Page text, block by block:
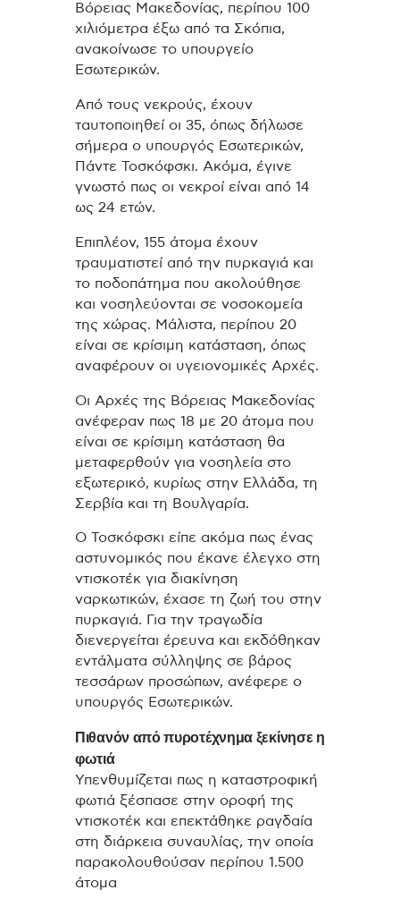
Βόρειας Μακεδονίας, περίπου 100
χιλιόμετρα έξω από τα Σκόπια,
ανακοίνωσε το υπουργείο
Εσωτερικών.
Από τους νεκρούς, έχουν
ταυτοποιηθεί οι 35, όπως δήλωσε
σήμερα ο υπουργός Εσωτερικών,
Πάντε Τοσκόφσκι. Ακόμα, έγινε
γνωστό πως οι νεκροί είναι από 14
ως 24 ετών.
Επιπλέον, 155 άτομα έχουν
τραυματιστεί από την πυρκαγιά και
το ποδοπάτημα που ακολούθησε
και νοσηλεύονται σε νοσοκομεία
της χώρας. Μάλιστα, περίπου 20
είναι σε κρίσιμη κατάσταση, όπως
αναφέρουν οι υγειονομικές Αρχές.
Οι Αρχές της Βόρειας Μακεδονίας
ανέφεραν πως 18 με 20 άτομα που
είναι σε κρίσιμη κατάσταση θα
μεταφερθούν για νοσηλεία στο
εξωτερικό, κυρίως στην Ελλάδα, τη
Σερβία και τη Βουλγαρία.
Ο Τοσκόφσκι είπε ακόμα πως ένας
αστυνομικός που έκανε έλεγχο στη
ντισκοτέκ για διακίνηση
ναρκωτικών, έχασε τη ζωή του στην
πυρκαγιά. Για την τραγωδία
διενεργείται έρευνα και εκδόθηκαν
εντάλματα σύλληψης σε βάρος
τεσσάρων προσώπων, ανέφερε ο
υπουργός Εσωτερικών.
Πιθανόν από πυροτέχνημα ξεκίνησε η
φωτιά
Υπενθυμίζεται πως η καταστροφική
φωτιά ξέσπασε στην οροφή της
ντισκοτέκ και επεκτάθηκε ραγδαία
στη διάρκεια συναυλίας, την οποία
παρακολουθούσαν περίπου 1.500
άτομα